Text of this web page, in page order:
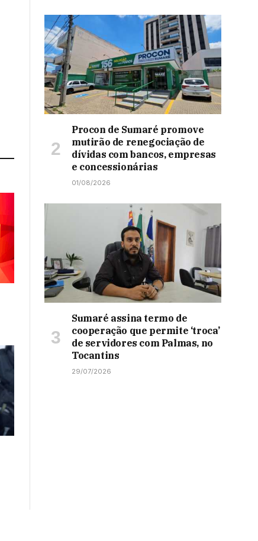
Procon de Sumaré promove
mutirão de renegociação de
dívidas com bancos, empresas
e concessionárias
01/08/2026
Sumaré assina termo de
cooperação que permite ‘troca’
de servidores com Palmas, no
Tocantins
29/07/2026